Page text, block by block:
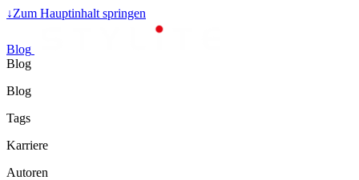
↓Zum Hauptinhalt springen
Blog
Blog
Blog
Tags
Karriere
Autoren